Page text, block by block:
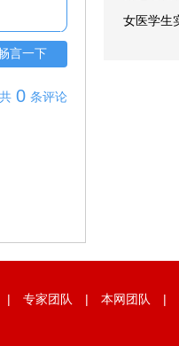
言一下
共 0 条评论
女医学生
| 专家团队 | 本网团队 |